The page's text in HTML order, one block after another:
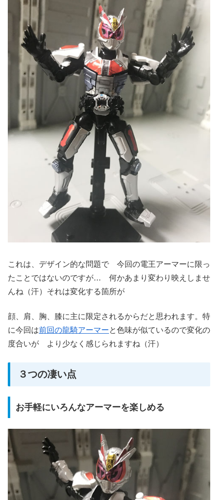
これは、デザイン的な問題で 今回の電王アーマーに限っ
たことではないのですが… 何かあまり変わり映えしませ
んね（汗）それは変化する箇所が
顔、肩、胸、膝に主に限定されるからだと思われます。特
に今回は前回の龍騎アーマーと色味が似ているので変化の
度合いが より少なく感じられますね（汗）
３つの凄い点
お手軽にいろんなアーマーを楽しめる